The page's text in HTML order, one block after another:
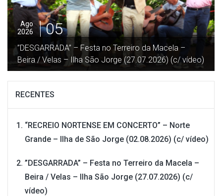
Ago
2026
04
“Procissão em honra de Nª Srª das Neves” – Norte
Grande – Ilha de São Jorge (02.08.2026) (c/ vídeo)
RECENTES
“RECREIO NORTENSE EM CONCERTO” – Norte
Grande – Ilha de São Jorge (02.08.2026) (c/ vídeo)
”DESGARRADA” – Festa no Terreiro da Macela –
Beira / Velas – Ilha São Jorge (27.07.2026) (c/
vídeo)